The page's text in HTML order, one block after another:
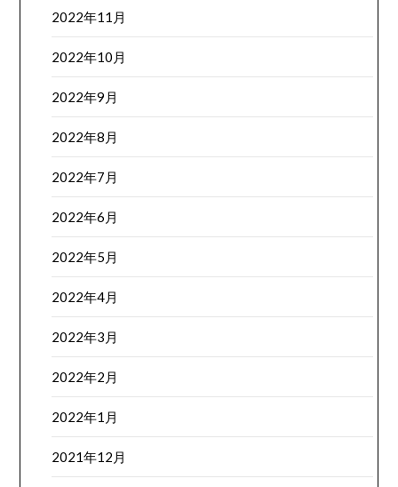
2022年11月
2022年10月
2022年9月
2022年8月
2022年7月
2022年6月
2022年5月
2022年4月
2022年3月
2022年2月
2022年1月
2021年12月